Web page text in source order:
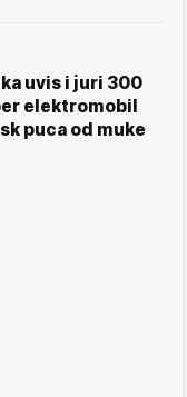
uvis i juri 300
elektromobil
puca od muke